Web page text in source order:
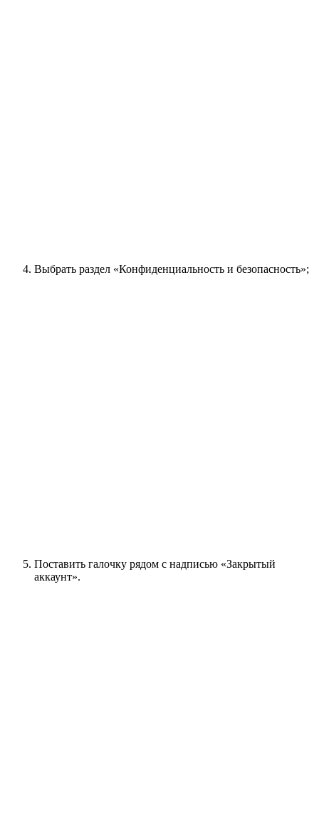
Выбрать раздел «Конфиденциальность и безопасность»;
Поставить галочку рядом с надписью «Закрытый
аккаунт».